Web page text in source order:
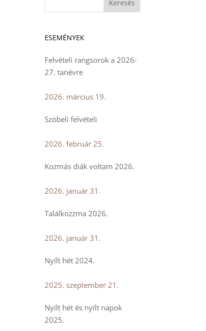
ESEMÉNYEK
Felvételi rangsorok a 2026-
27. tanévre
2026. március 19.
Szóbeli felvételi
2026. február 25.
Kozmás diák voltam 2026.
2026. január 31.
Találkozzma 2026.
2026. január 31.
Nyílt hét 2024.
2025. szeptember 21.
Nyílt hét és nyílt napok
2025.